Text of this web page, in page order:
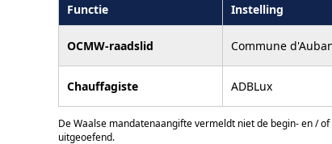
Functie Instelling
OCMW-raadslid Commune
Chauffagiste ADBLux
De Waalse mandatenaangifte vermeldt niet de begin- en /
uitgeoefend.